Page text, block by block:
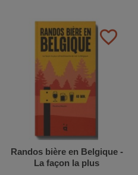
favorite_border
Randos bière en Belgique -
La façon la plus